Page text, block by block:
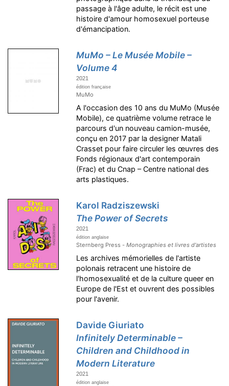
passage à l'âge adulte, le récit est une
histoire d'amour homosexuel porteuse
d'émancipation.
MuMo – Le Musée Mobile –
Volume 4
2021
édition française
MuMo
A l'occasion des 10 ans du MuMo (Musée
Mobile), ce quatrième volume retrace le
parcours d'un nouveau camion-musée,
conçu en 2017 par la designer Matali
Crasset pour faire circuler les œuvres des
Fonds régionaux d'art contemporain
(Frac) et du Cnap – Centre national des
arts plastiques.
Karol Radziszewski
The Power of Secrets
2021
édition anglaise
Sternberg Press -Monographies et livres d'artistes
Les archives mémorielles de l'artiste
polonais retracent une histoire de
l'homosexualité et de la culture queer en
Europe de l'Est et ouvrent des possibles
pour l'avenir.
Davide Giuriato
Infinitely Determinable –
Children and Childhood in
Modern Literature
2021
édition anglaise